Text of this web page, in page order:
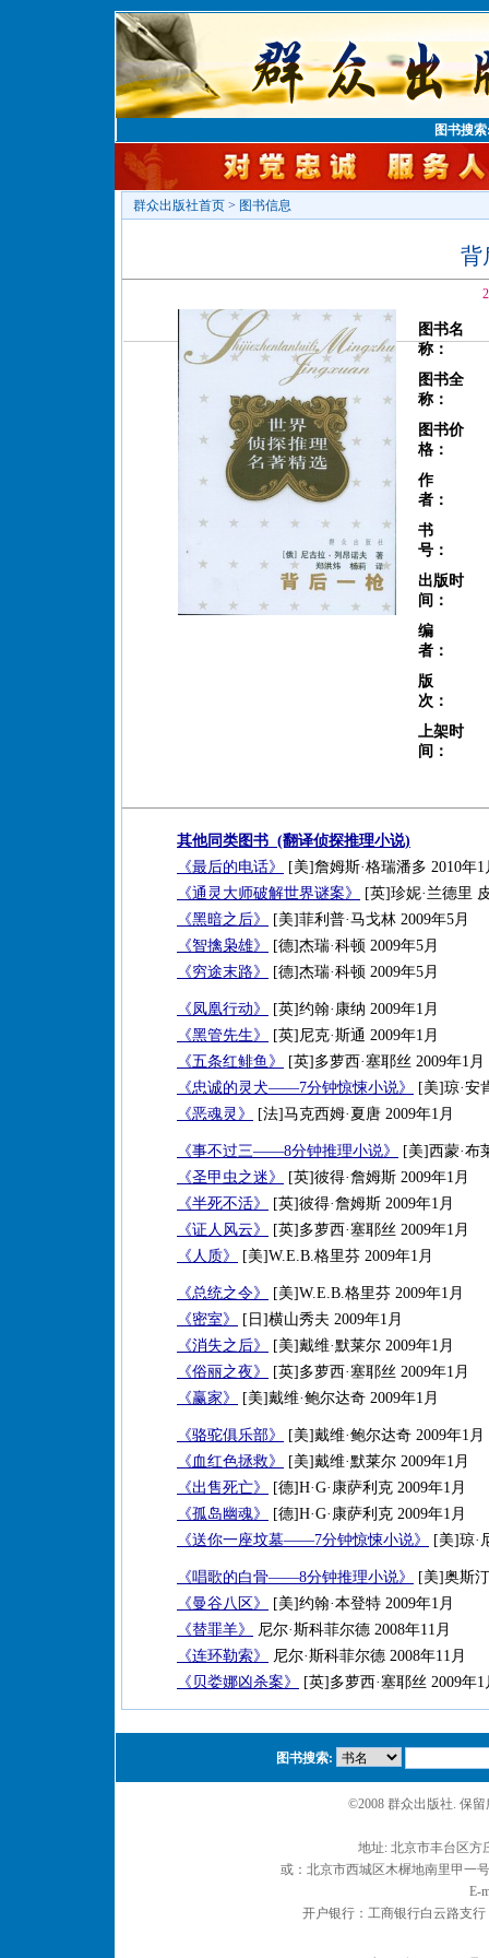
图书搜
群众出版社首页 > 图书信息
背
图书名
称：
图书全
称：
图书价
格：
作
者：
书
号：
出版时
间：
编
者：
版
次：
上架时
间：
其他同类图书 (翻译侦探推理小说)
《最后的电话》
[美]詹姆斯·格瑞潘多 2010年1
《通灵大师破解世界谜案》
[英]珍妮·兰德里
《黑暗之后》
[美]菲利普·马戈林 2009年5月
《智擒枭雄》
[德]杰瑞·科顿 2009年5月
《穷途末路》
[德]杰瑞·科顿 2009年5月
《凤凰行动》
[英]约翰·康纳 2009年1月
《黑管先生》
[英]尼克·斯通 2009年1月
《五条红鲱鱼》
[英]多萝西·塞耶丝 2009年1月
《忠诚的灵犬——7分钟惊悚小说》
[美]琼·安
《恶魂灵》
[法]马克西姆·夏唐 2009年1月
《事不过三——8分钟推理小说》
[美]西蒙·布
《圣甲虫之迷》
[英]彼得·詹姆斯 2009年1月
《半死不活》
[英]彼得·詹姆斯 2009年1月
《证人风云》
[英]多萝西·塞耶丝 2009年1月
《人质》
[美]W.E.B.格里芬 2009年1月
《总统之令》
[美]W.E.B.格里芬 2009年1月
《密室》
[日]横山秀夫 2009年1月
《消失之后》
[美]戴维·默莱尔 2009年1月
《俗丽之夜》
[英]多萝西·塞耶丝 2009年1月
《赢家》
[美]戴维·鲍尔达奇 2009年1月
《骆驼俱乐部》
[美]戴维·鲍尔达奇 2009年1月
《血红色拯救》
[美]戴维·默莱尔 2009年1月
《出售死亡》
[德]H·G·康萨利克 2009年1月
《孤岛幽魂》
[德]H·G·康萨利克 2009年1月
《送你一座坟墓——7分钟惊悚小说》
[美]琼·
《唱歌的白骨——8分钟推理小说》
[美]奥斯
《曼谷八区》
[美]约翰·本登特 2009年1月
《替罪羊》
尼尔·斯科菲尔德 2008年11月
《连环勒索》
尼尔·斯科菲尔德 2008年11月
《贝娄娜凶杀案》
[英]多萝西·塞耶丝 2009年1
图书搜索:
©2008 群众出版社. 保
地址: 北京市丰台区
或：北京市西城区木樨地南里甲一
E-
开户银行：工商银行白云路支